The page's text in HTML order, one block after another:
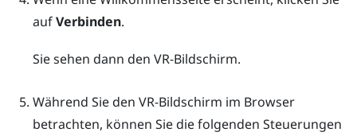
aufVerbinden.
Sie sehen dann den VR-Bildschirm.
Während Sie den VR-Bildschirm im Browser
betrachten, können Sie die folgenden Steuerungen